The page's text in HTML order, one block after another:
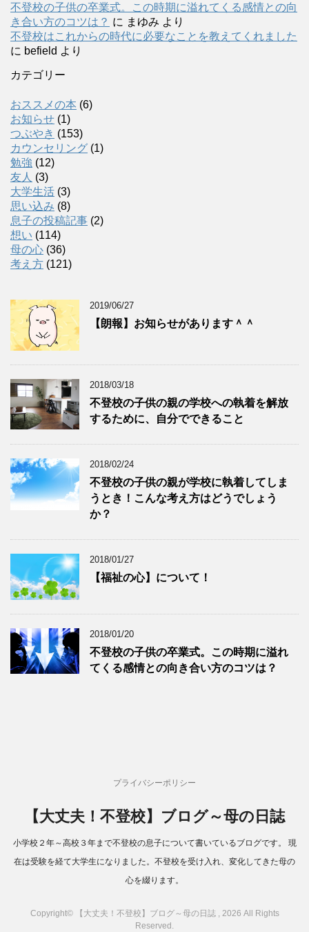
不登校の子供の卒業式。この時期に溢れてくる感情との向
き合い方のコツは？ に まゆみ より
不登校はこれからの時代に必要なことを教えてくれました
に befield より
カテゴリー
おススメの本 (6)
お知らせ (1)
つぶやき (153)
カウンセリング (1)
勉強 (12)
友人 (3)
大学生活 (3)
思い込み (8)
息子の投稿記事 (2)
想い (114)
母の心 (36)
考え方 (121)
2019/06/27
【朗報】お知らせがあります＾＾
2018/03/18
不登校の子供の親の学校への執着を解放
するために、自分でできること
2018/02/24
不登校の子供の親が学校に執着してしま
うとき！こんな考え方はどうでしょう
か？
2018/01/27
【福祉の心】について！
2018/01/20
不登校の子供の卒業式。この時期に溢れ
てくる感情との向き合い方のコツは？
プライバシーポリシー
【大丈夫！不登校】ブログ～母の日誌
小学校２年～高校３年まで不登校の息子について書いているブログです。 現
在は受験を経て大学生になりました。不登校を受け入れ、変化してきた母の
心を綴ります。
Copyright© 【大丈夫！不登校】ブログ～母の日誌 , 2026 All Rights
Reserved.